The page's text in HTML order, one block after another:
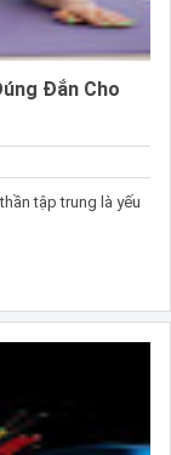
Đắn Cho
tập trung là yếu